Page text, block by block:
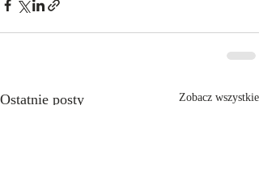
Ostatnie posty Zobacz wszystkie